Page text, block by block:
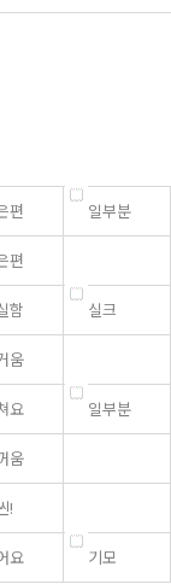
편 일부분
편
함 실크
움
요 일부분
움
!
요 기모